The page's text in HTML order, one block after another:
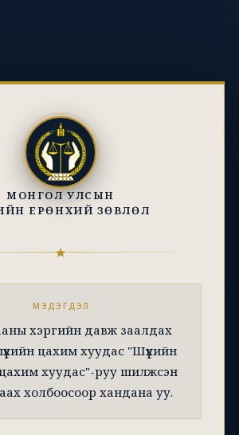
МОНГОЛ УЛСЫН
ЕРӨНХИЙ ЗӨВЛӨЛ
МЭДЭГДЭЛ
хэргийн давж заалдах
цахим хуудас "Шүүхийн
хуудас"-руу шилжсэн
холбоосоор хандана уу.